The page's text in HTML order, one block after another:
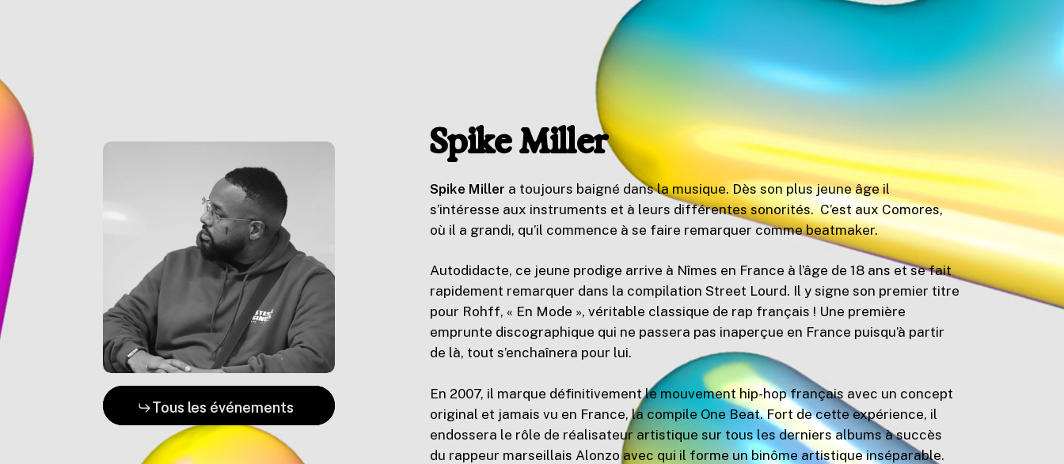
Tous les événements
Spike Miller
Spike Miller a toujours baigné dans la musique. Dès son plus jeune âge il
s’intéresse aux instruments et à leurs différentes sonorités. C’est aux Comores,
où il a grandi, qu’il commence à se faire remarquer comme beatmaker.
Autodidacte, ce jeune prodige arrive à Nîmes en France à l’âge de 18 ans et se fait
rapidement remarquer dans la compilation Street Lourd. Il y signe son premier titre
pour Rohff, « En Mode », véritable classique de rap français ! Une première
emprunte discographique qui ne passera pas inaperçue en France puisqu’à partir
de là, tout s’enchaînera pour lui.
En 2007, il marque définitivement le mouvement hip-hop français avec un concept
original et jamais vu en France, la compile One Beat. Fort de cette expérience, il
endossera le rôle de réalisateur artistique sur tous les derniers albums à succès
du rappeur marseillais Alonzo avec qui il forme un binôme artistique inséparable.